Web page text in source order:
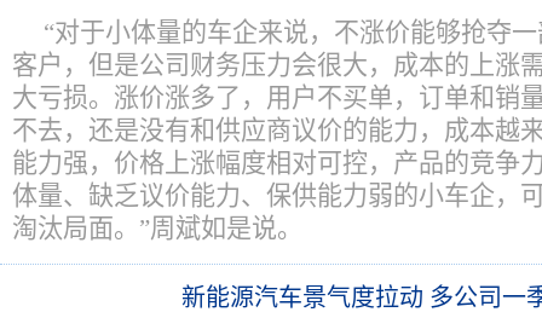
“对于小体量的车企来说，不涨价能够抢夺
客户，但是公司财务压力会很大，成本的上涨
大亏损。涨价涨多了，用户不买单，订单和销
不去，还是没有和供应商议价的能力，成本越
能力强，价格上涨幅度相对可控，产品的竞争
体量、缺乏议价能力、保供能力弱的小车企，
淘汰局面。”周斌如是说。
新能源汽车景气度拉动 多公司一